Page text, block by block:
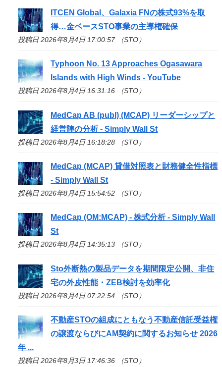
ITCEN Global、Galaxia FNの株式93%を取
得…金ベースSTO事業の主導権確保
投稿日 2026年8月4日 17:00:57 （STO）
Typhoon No. 13 Approaches Ogasawara
Islands with High Winds - YouTube
投稿日 2026年8月4日 16:31:16 （STO）
MedCap AB (publ) (MCAP) リーダーシップと
経営陣の分析 - Simply Wall St
投稿日 2026年8月4日 16:18:28 （STO）
MedCap (MCAP) 貸借対照表と財務健全性指標
- Simply Wall St
投稿日 2026年8月4日 15:54:52 （STO）
MedCap (OM:MCAP) - 株式分析 - Simply Wall
St
投稿日 2026年8月4日 14:35:13 （STO）
Sto外断熱の製品データを期間限定公開、非住
宅の外皮性能・ZEB検討を効率化
投稿日 2026年8月4日 07:22:54 （STO）
不動産STOの組成にともなう不動産信託受益権
の譲渡ならびにAM契約に関するお知らせ 2026
年 ...
投稿日 2026年8月3日 17:46:36 （STO）